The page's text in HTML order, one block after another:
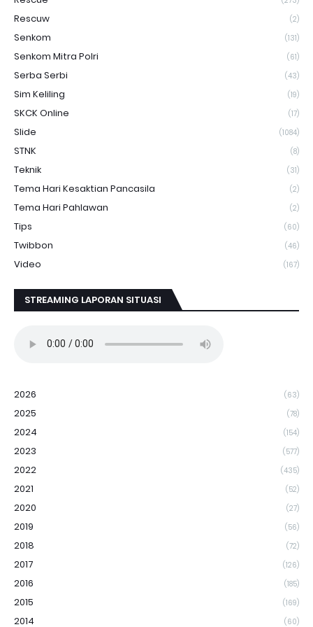
Rescuw (2)
Senkom (131)
Senkom Mitra Polri (61)
Serba Serbi (43)
Sim Keliling (19)
SKCK Online (17)
Slide (1084)
STNK (8)
Teknik (31)
Tema Hari Kesaktian Pancasila (2)
Tema Hari Pahlawan (2)
Tips (60)
Twibbon (46)
Video (167)
STREAMING LAPORAN SITUASI
2026 (63)
2025 (78)
2024 (154)
2023 (577)
2022 (435)
2021 (52)
2020 (27)
2019 (56)
2018 (72)
2017 (126)
2016 (185)
2015 (169)
2014 (60)